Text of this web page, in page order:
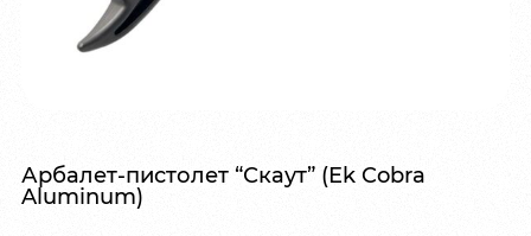
Арбалет-пистолет “Скаут” (Ek Cobra
Aluminum)